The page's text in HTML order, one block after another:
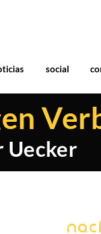
social
Uecker